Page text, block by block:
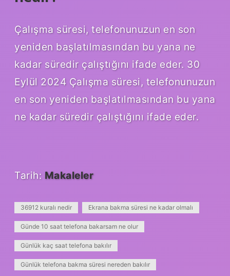
Çalışma süresi, telefonunuzun en son
yeniden başlatılmasından bu yana ne
kadar süredir çalıştığını ifade eder. 30
Eylül 2024 Çalışma süresi, telefonunuzun
en son yeniden başlatılmasından bu yana
ne kadar süredir çalıştığını ifade eder.
Tarih: Makaleler
36912 kuralı nedir Ekrana bakma süresi ne kadar olmalı
Günde 10 saat telefona bakarsam ne olur
Günlük kaç saat telefona bakılır
Günlük telefona bakma süresi nereden bakılır